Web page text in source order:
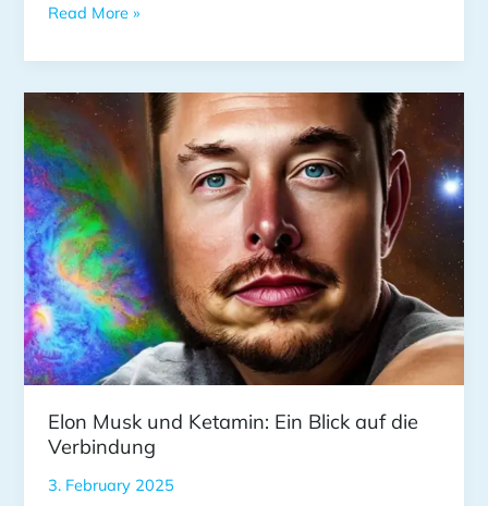
Read More »
Elon Musk und Ketamin: Ein Blick auf die
Verbindung
3. February 2025
Elon
Musk
und
Ketamin:
Ein
Blick
auf
die
Verbindung